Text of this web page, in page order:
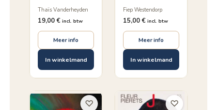
Thaïs Vanderheyden
19,00 € incl. btw
Meer info
In winkelmand
Fiep Westendorp
15,00 € incl. btw
Meer info
In winkelmand
♡ ♡